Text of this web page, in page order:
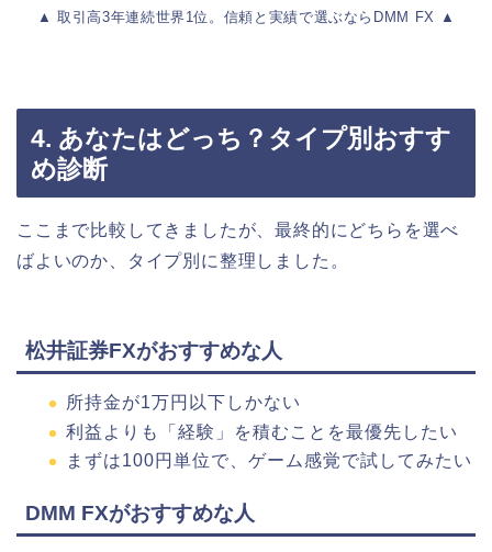
▲ 取引高3年連続世界1位。信頼と実績で選ぶならDMM FX ▲
4. あなたはどっち？タイプ別おすす
め診断
ここまで比較してきましたが、最終的にどちらを選べ
ばよいのか、タイプ別に整理しました。
松井証券FXがおすすめな人
所持金が1万円以下しかない
利益よりも「経験」を積むことを最優先したい
まずは100円単位で、ゲーム感覚で試してみたい
DMM FXがおすすめな人